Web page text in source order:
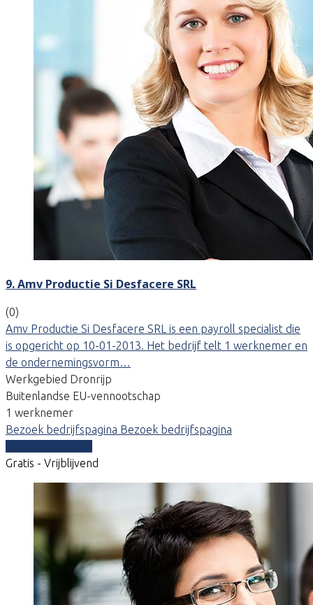
9. Amv Productie Si Desfacere SRL
(0)
Amv Productie Si Desfacere SRL is een payroll specialist die
is opgericht op 10-01-2013. Het bedrijf telt 1 werknemer en
de ondernemingsvorm…
Werkgebied Dronrijp
Buitenlandse EU-vennootschap
1 werknemer
Bezoek bedrijfspagina Bezoek bedrijfspagina
Gratis - Vrijblijvend